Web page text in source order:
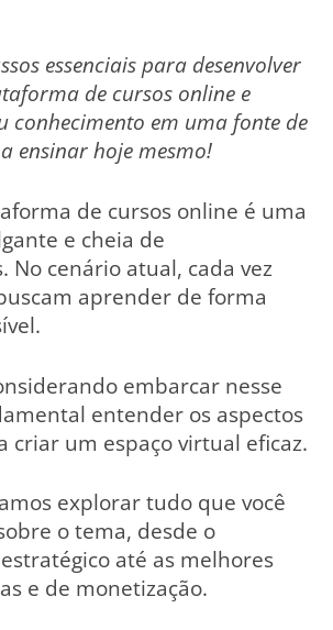
essenciais para desenvolver
de cursos online e
conhecimento em uma fonte de
ensinar hoje mesmo!
de cursos online é uma
e cheia de
No cenário atual, cada vez
aprender de forma
embarcar nesse
entender os aspectos
criar um espaço virtual eficaz.
explorar tudo que você
o tema, desde o
até as melhores
e de monetização.